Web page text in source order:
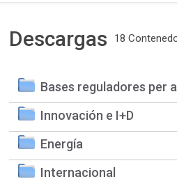
Descargas 18
Bases reguladores per
Innovación e I+D
Energía
Internacional